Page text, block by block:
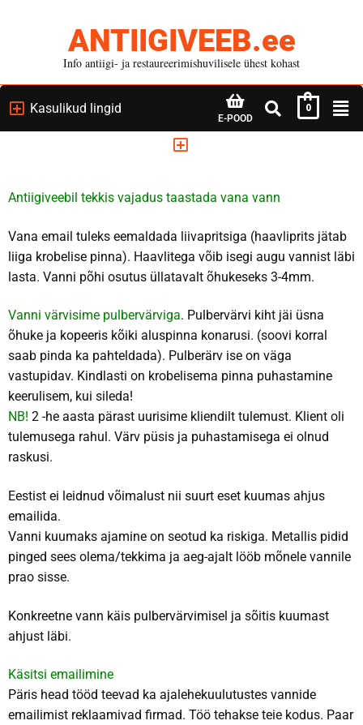
ANTIIGIVEEB.ee
Info antiigi- ja restaureerimishuvilisele ühest kohast
Kasulikud lingid
E-POOD
0
Antiigiveebil tekkis vajadus taastada vana vann
Vana email tuleks eemaldada liivapritsiga (haavliprits jätab
liiga krobelise pinna). Haavlitega võib isegi augu vannist läbi
lasta. Vanni põhi osutus üllatavalt õhukeseks 3-4mm.
Vanni värvisime pulbervärviga. Pulbervärvi kiht jäi üsna
õhuke ja kopeeris kõiki aluspinna konarusi. (soovi korral
saab pinda ka pahteldada). Pulberärv ise on väga
vastupidav. Kindlasti on krobelisema pinna puhastamine
keerulisem, kui sileda!
NB! 2 -he aasta pärast uurisime kliendilt tulemust. Klient oli
tulemusega rahul. Värv püsis ja puhastamisega ei olnud
raskusi.
Eestist ei leidnud võimalust nii suurt eset kuumas ahjus
emailida.
Vanni kuumaks ajamine on seotud ka riskiga. Metallis pidid
pinged sees olema/tekkima ja aeg-ajalt lööb mõnele vannile
prao sisse.
Konkreetne vann käis pulbervärvimisel ja sõitis kuumast
ahjust läbi.
Käsitsi emailimine
Päris head tööd teevad ka ajalehekuulutustes vannide
emailimist reklaamivad firmad. Töö tehakse teie kodus. Paar